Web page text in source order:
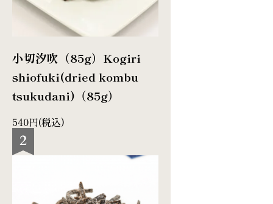
小切汐吹（85g） Kogiri
shiofuki(dried kombu
tsukudani)（85g）
540円(税込)